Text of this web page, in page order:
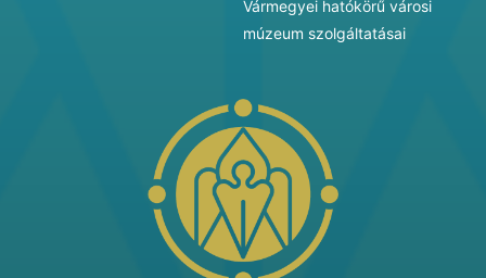
Vármegyei hatókörű városi
múzeum szolgáltatásai